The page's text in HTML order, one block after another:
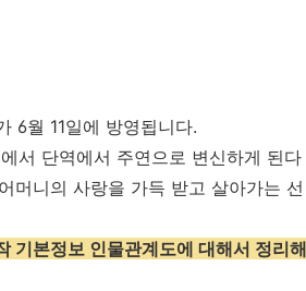
6월 11일에 방영됩니다.
서 단역에서 주연으로 변신하게 된다
머니의 사랑을 가득 받고 살아가는 선
기본정보 인물관계도에 대해서 정리해